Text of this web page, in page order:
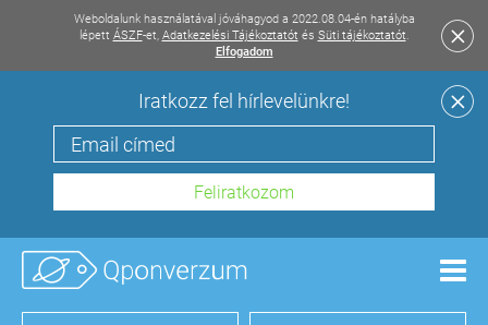
Weboldalunk használatával jóváhagyod a 2022.08.04-én hatályba
lépett ÁSZF-et, Adatkezelési Tájékoztatót és Süti tájékoztatót.
Elfogadom
Iratkozz fel hírlevelünkre!